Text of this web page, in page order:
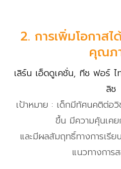
2. การเพิ่มโอกาส
คุณภ
เลิร์น เอ็ดดูเคชั่น, ทีช ฟอร์
ลิช
เป้าหมาย : เด็กมีทัศนคติต่
ขึ้น มีความคุ้นเคย
และมีผลสัมฤทธิ์ทางการเรี
แนวทางการ